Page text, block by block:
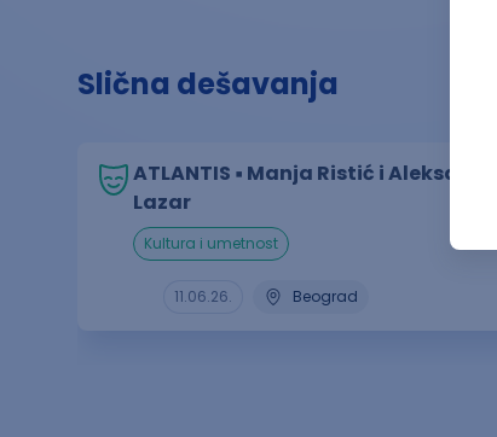
Slična dešavanja
ATLANTIS ▪︎ Manja Ristić i Aleksandar
Lazar
kultura i umetnost
11.06.26. Beograd